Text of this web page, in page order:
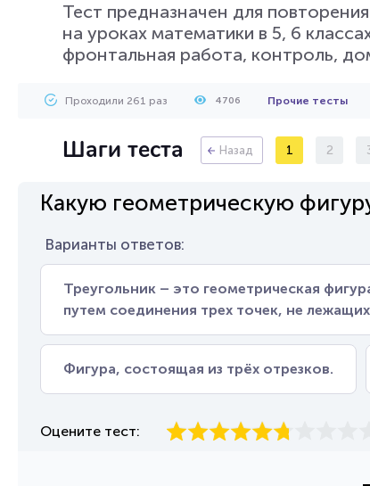
Тест предназначен для
на уроках математики в 5, 6
фронтальная работа, контроль,
Проходили 261 раз 4706 Прочие тесты
Шаги теста Назад 1 2
Какую геометрическую
Варианты ответов:
Треугольник – это геометрическая
путем соединения трех точек, не
Фигура, состоящая из трёх отрезков.
Оцените тест: